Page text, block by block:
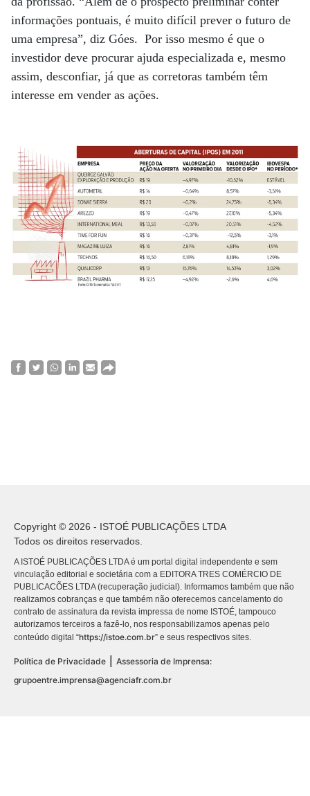
informações pontuais, é muito difícil prever o futuro de
uma empresa”, diz Góes. Por isso mesmo é que o
investidor deve procurar ajuda especializada e, mesmo
assim, desconfiar, já que as corretoras também têm
interesse em vender as ações.
Copyright © 2026 - ISTOÉ PUBLICAÇÕES LTDA
Todos os direitos reservados.
A ISTOÉ PUBLICAÇÕES LTDA é um portal digital independente e sem
vinculação editorial e societária com a EDITORA TRES COMÉRCIO DE
PUBLICACÕES LTDA (recuperação judicial). Informamos também que não
realizamos cobranças e que também não oferecemos cancelamento do
contrato de assinatura da revista impressa de nome ISTOÉ, tampouco
autorizamos terceiros a fazê-lo, nos responsabilizamos apenas pelo
conteúdo digital “https://istoe.com.br” e seus respectivos sites.
Política de Privacidade | Assessoria de Imprensa:
grupoentre.imprensa@agenciafr.com.br